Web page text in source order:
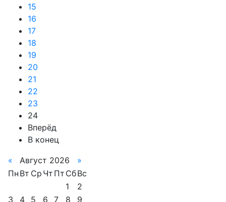
15
16
17
18
19
20
21
22
23
24
Вперёд
В конец
« Август 2026
»
Пн Вт Ср Чт Пт СбВс
1
2
3
4 5 6 7 8
9